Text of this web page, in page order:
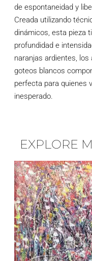
de espontaneidad y
Creada utilizando
dinámicos, esta pieza
profundidad e
naranjas ardientes,
goteos blancos
perfecta para quienes
inesperado.
EXPLORE